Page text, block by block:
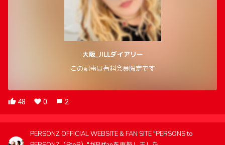
大阪_JILLダイアリー
この記事は有料会員限定です
48 0 2
PERSONZ OFFICIAL WEBSITE & FAN SITE "PERSONS to